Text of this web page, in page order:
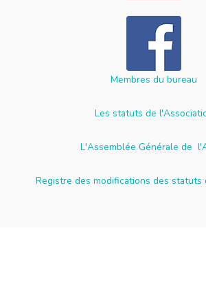
Membres du bureau
Les statuts de
L'Assemblée Générale de
Registre des modifications des statuts